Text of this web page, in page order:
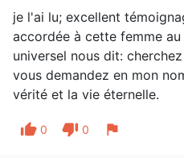
je l'ai lu; excellent
accordée à cette femme au
universel nous dit:
vous demandez en mon
vérité et la vie éternelle.
thumb_up 0 thumb_down 0 flag